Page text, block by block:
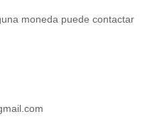
moneda puede contactar